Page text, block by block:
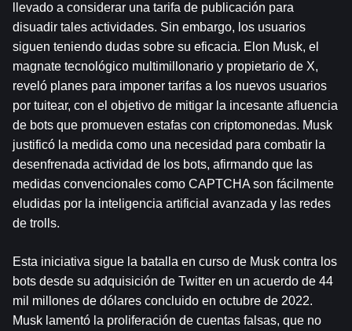
llevado a considerar una tarifa de publicación para
disuadir tales actividades. Sin embargo, los usuarios
siguen teniendo dudas sobre su eficacia. Elon Musk, el
magnate tecnológico multimillonario y propietario de X,
reveló planes para imponer tarifas a los nuevos usuarios
por tuitear, con el objetivo de mitigar la incesante afluencia
de bots que promueven estafas con criptomonedas. Musk
justificó la medida como una necesidad para combatir la
desenfrenada actividad de los bots, afirmando que las
medidas convencionales como CAPTCHA son fácilmente
eludidas por la inteligencia artificial avanzada y las redes
de trolls.
Esta iniciativa sigue la batalla en curso de Musk contra los
bots desde su adquisición de Twitter en un acuerdo de 44
mil millones de dólares concluido en octubre de 2022.
Musk lamentó la proliferación de cuentas falsas, que no